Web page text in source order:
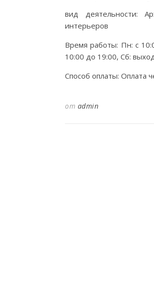
вид деятельности:
интерьеров
Время работы: Пн: с
10:00 до 19:00, Сб:
Способ оплаты: Оплата
от admin